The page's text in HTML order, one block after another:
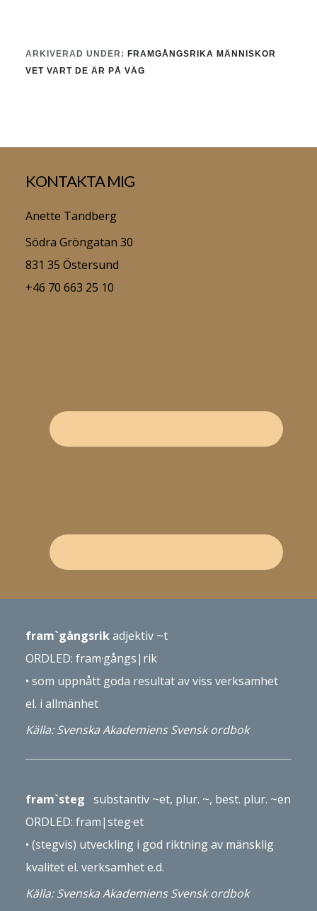
ARKIVERAD UNDER: FRAMGÅNGSRIKA MÄNNISKOR
VET VART DE ÄR PÅ VÄG
KONTAKTA MIG
Anette Tandberg
Södra Gröngatan 30
831 35 Östersund
+46 70 663 25 10
fram`gångsrik adjektiv ~t
ORDLED: fram·gångs|­rik
• som upp­nått goda resultatav viss verksamhet
el. i all­mänhet
Källa: Svenska Akademiens Svensk ordbok
fram`steg substantiv ~et, plur. ~, best. plur. ~en
ORDLED: fram|­steg·et
• (stegvis) ut­veckling i god riktning av mänsklig
kvalitet el. verksamhet e.d.
Källa: Svenska Akademiens Svensk ordbok